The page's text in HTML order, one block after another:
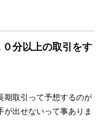
分以上の取引をす
期取引って予想するのが
出せないって事ありま